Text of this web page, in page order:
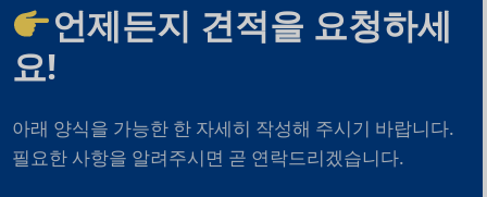
언제든지 견적을 요청하세
요!
아래 양식을 가능한 한 자세히 작성해 주시기 바랍니다.
필요한 사항을 알려주시면 곧 연락드리겠습니다.